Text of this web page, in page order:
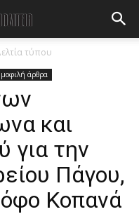
τύπου
άρθρα
και
για την
Πάγου,
Κοπανά